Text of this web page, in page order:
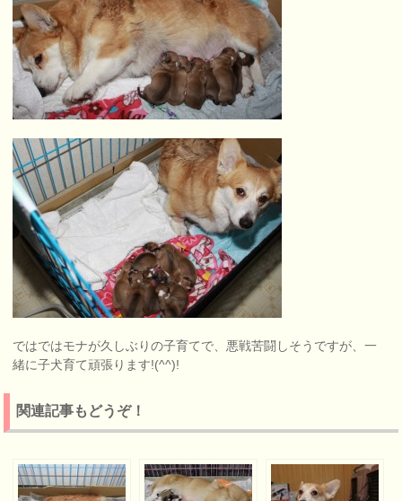
ではではモナが久しぶりの子育てで、悪戦苦闘しそうですが、一
緒に子犬育て頑張ります!(^^)!
関連記事もどうぞ！